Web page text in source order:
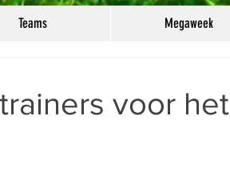
Teams Megaweek
voor het